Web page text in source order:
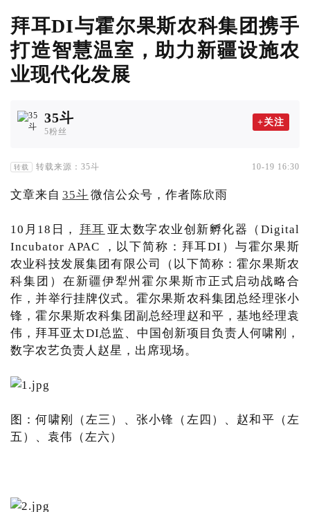
拜耳DI与霍尔果斯农科集团携手
打造智慧温室，助力新疆设施农
业现代化发展
35斗
5粉丝
+关注
转载 转载来源：35斗 10-19 16:30
文章来自 35斗 微信公众号，作者陈欣雨
10月18日， 拜耳 亚太数字农业创新孵化器（Digital
Incubator APAC ，以下简称：拜耳DI）与霍尔果斯
农业科技发展集团有限公司（以下简称：霍尔果斯农
科集团）在新疆伊犁州霍尔果斯市正式启动战略合
作，并举行挂牌仪式。霍尔果斯农科集团总经理张小
锋，霍尔果斯农科集团副总经理赵和平，基地经理袁
伟，拜耳亚太DI总监、中国创新项目负责人何啸刚，
数字农艺负责人赵星，出席现场。
图：何啸刚（左三）、张小锋（左四）、赵和平（左
五）、袁伟（左六）